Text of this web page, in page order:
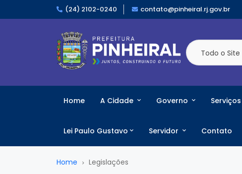
(24) 2102-0240 contato@pinheiral.rj.gov.br
Todo o Site
Home A Cidade Governo Serviços
Lei Paulo Gustavo Servidor Contato
Home Legislações